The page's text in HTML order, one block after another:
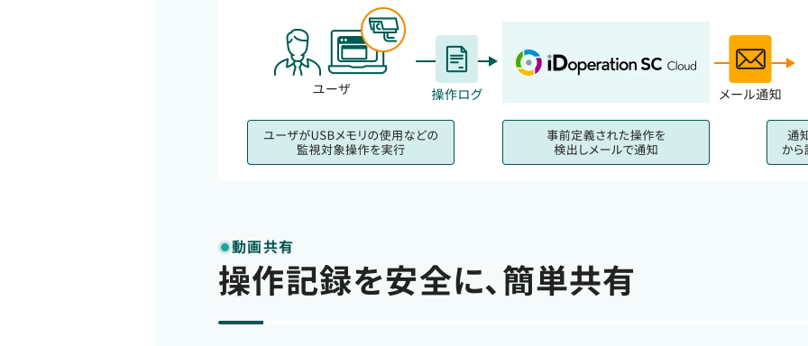
動画共有
操作記録を安全に、簡単共有